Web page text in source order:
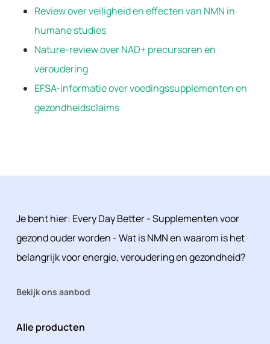
Review over veiligheid en effecten van NMN in
humane studies
Nature-review over NAD+ precursoren en
veroudering
EFSA-informatie over voedingssupplementen en
gezondheidsclaims
Je bent hier: Every Day Better-Supplementen voor
gezond ouder worden -Wat is NMN en waarom is het
belangrijk voor energie, veroudering en gezondheid?
Bekijk ons aanbod
Alle producten